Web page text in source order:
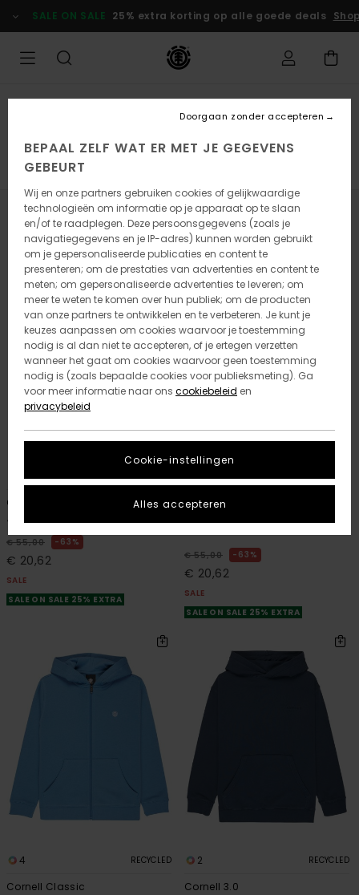
naar
producten
selectie
SALE ON SALE 25% extra korting op alle goede deals
Element x Timber!
Filteren en Sorteren 8 Resultaten
Overslaan
zoekfiltercriteria
sorteren
3 RECYCLED
Cornell 3.0
Jongens 8-16 Blauw Sweater
€ 55,00 63%
€ 20,62
SALE
SALE ON SALE 25% EXTRA
4 RECYCLED
Cornell Classic
€ 55,00 63%
€ 20,62
SALE
SALE ON SALE 25% EXTRA
4 RECYCLED
Cornell Classic
2 RECYCLED
Cornell 3.0
BEPAAL ZELF WAT ER MET JE GEGEVENS
GEBEURT
Wij en onze partners gebruiken cookies of gelijkwaardige
technologieën om informatie op je apparaat op te slaan
en/of te raadplegen. Deze persoonsgegevens (zoals je
navigatiegegevens en je IP-adres) kunnen worden gebruikt
om je gepersonaliseerde publicaties en content te
presenteren; om de prestaties van advertenties en content te
meten; om gepersonaliseerde advertenties te leveren; om
meer te weten te komen over hun publiek; om de producten
van onze partners te ontwikkelen en te verbeteren. Je kunt je
keuzes aanpassen om cookies waarvoor je toestemming
nodig is al dan niet te accepteren, of je ertegen verzetten
wanneer het gaat om cookies waarvoor geen toestemming
nodig is (zoals bepaalde cookies voor publieksmeting). Ga
voor meer informatie naar ons cookiebeleid en
privacybeleid
Cookie-instellingen
Doorgaan zonder accepteren
Alles accepteren